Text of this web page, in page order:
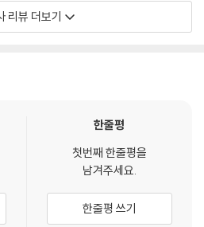
동에서 수준 높은 화엄사상가의 면모를
모습을 보여주었다. 또 화엄사상을 널리
대가 요구하는 종교의 역할을 보여주었
론 고려와 조선 시대에도 계속 의상을
기 드문 추앙의 대상이 되게끔 했다. 의
로 엮어내고 스승의 저서를 해석하며 신
리뷰 더보기
한줄평
첫번째 한줄평을
남겨주세요.
한줄평 쓰기